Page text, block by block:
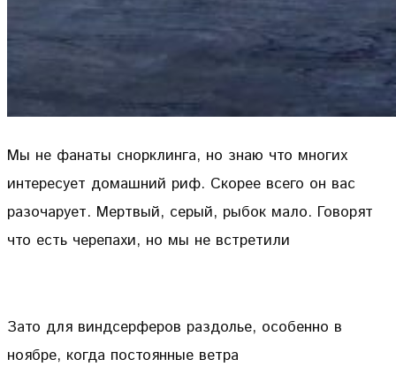
Мы не фанаты снорклинга, но знаю что многих
интересует домашний риф. Скорее всего он вас
разочарует. Мертвый, серый, рыбок мало. Говорят
что есть черепахи, но мы не встретили
Зато для виндсерферов раздолье, особенно в
ноябре, когда постоянные ветра